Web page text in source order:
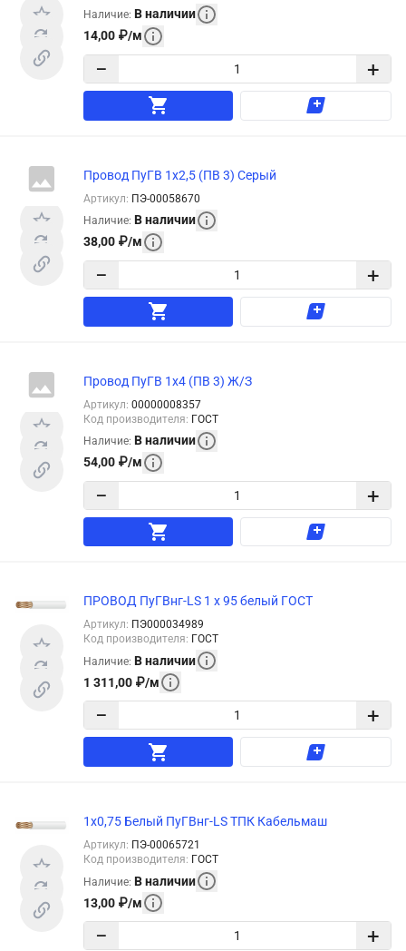
Наличие: В наличии
14,00 ₽/м
− +
Провод ПуГВ 1х2,5 (ПВ 3) Серый
Артикул: ПЭ-00058670
Наличие: В наличии
38,00 ₽/м
− +
Провод ПуГВ 1х4 (ПВ 3) Ж/З
Артикул: 00000008357
Код производителя: ГОСТ
Наличие: В наличии
54,00 ₽/м
− +
ПРОВОД ПуГВнг-LS 1 х 95 белый ГОСТ
Артикул: ПЭ000034989
Код производителя: ГОСТ
Наличие: В наличии
1 311,00 ₽/м
− +
1х0,75 Белый ПуГВнг-LS ТПК Кабельмаш
Артикул: ПЭ-00065721
Код производителя: ГОСТ
Наличие: В наличии
13,00 ₽/м
− +